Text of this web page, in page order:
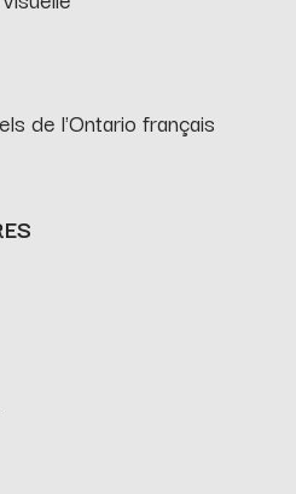
de l'Ontario français